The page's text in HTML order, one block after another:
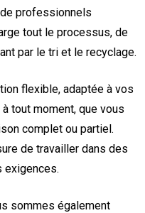
professionnels
tout le processus, de
par le tri et le recyclage.
flexible, adaptée à vos
tout moment, que vous
complet ou partiel.
de travailler dans des
exigences.
sommes également